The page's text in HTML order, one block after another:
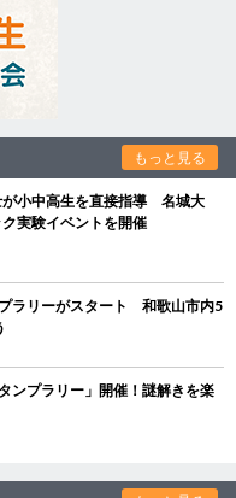
もっと見る
が小中高生を直接指導 名城大
実験イベントを開催
ラリーがスタート 和歌山市内5
ンプラリー」開催！謎解きを楽